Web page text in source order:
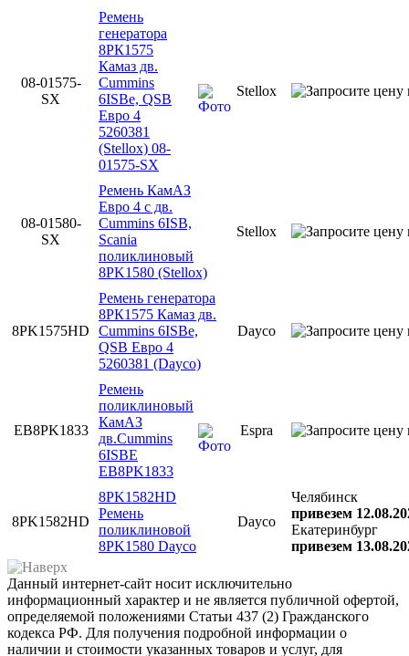
08-01575-
SX
Ремень
генератора
8РК1575
Камаз дв.
Cummins
6ISBe, QSB
Евро 4
5260381
(Stellox) 08-
01575-SX
Stellox
08-01580-
SX
Ремень КамАЗ
Евро 4 с дв.
Cummins 6ISB,
Scania
поликлиновый
8PK1580 (Stellox)
Stellox
8PK1575HD
Ремень генератора
8РК1575 Камаз дв.
Cummins 6ISBe,
QSB Евро 4
5260381 (Dayco)
Dayco
EB8PK1833
Ремень
поликлиновый
КамАЗ
дв.Cummins
6ISBE
EB8PK1833
Espra
8PK1582HD
8PK1582HD
Ремень
поликлиновой
8PK1580 Dayco
Dayco
Челябинск
привезем
Екатеринбург
привезем
Данный интернет-сайт носит исключительно
информационный характер и не является публичной офертой,
определяемой положениями Статьи 437 (2) Гражданского
кодекса РФ. Для получения подробной информации о
наличии и стоимости указанных товаров и услуг, для